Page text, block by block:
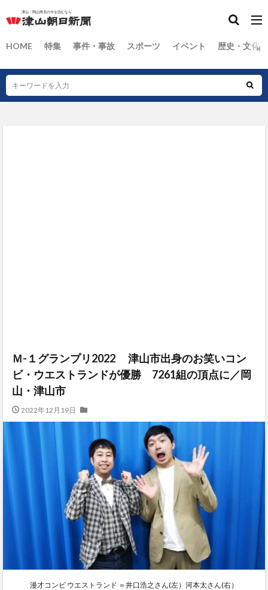
HOME 特集 事件・事故 スポーツ イベント 歴史・文化
Ｍ-１グランプリ2022 津山市出身のお笑いコン
ビ・ウエストランドが優勝 7261組の頂点に／岡
山・津山市
2022年12月19日
漫才コンビ ウエストランド ＝井口浩之さん(左）河本太さん(右）